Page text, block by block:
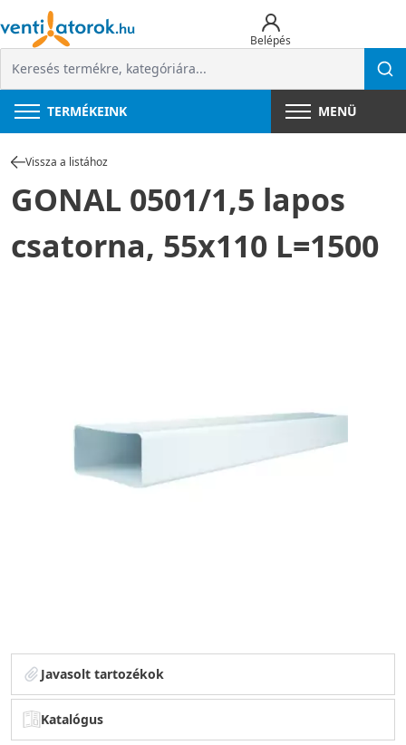
Belépés
TERMÉKEINK MENÜ
Vissza a listához
GONAL 0501/1,5 lapos
csatorna, 55x110 L=1500
Javasolt tartozékok
Katalógus